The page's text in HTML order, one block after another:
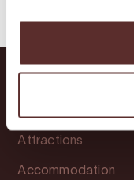
Attractions
Accommodation